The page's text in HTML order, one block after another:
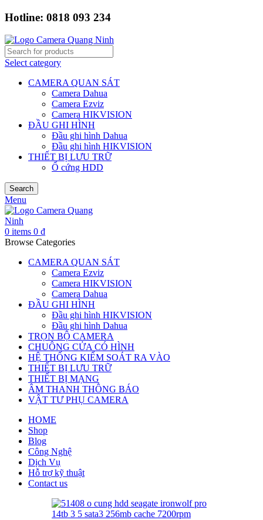
Hotline: 0818 093 234
Select category
CAMERA QUAN SÁT
Camera Dahua
Camera Ezviz
Camera HIKVISION
ĐẦU GHI HÌNH
Đầu ghi hình Dahua
Đầu ghi hình HIKVISION
THIẾT BỊ LƯU TRỮ
Ổ cứng HDD
Search
Menu
0 items 0 ₫
Browse Categories
CAMERA QUAN SÁT
Camera Ezviz
Camera HIKVISION
Camera Dahua
ĐẦU GHI HÌNH
Đầu ghi hình HIKVISION
Đầu ghi hình Dahua
TRỌN BỘ CAMERA
CHUÔNG CỬA CÓ HÌNH
HỆ THỐNG KIỂM SOÁT RA VÀO
THIẾT BỊ LƯU TRỮ
THIẾT BỊ MẠNG
ÂM THANH THÔNG BÁO
VẬT TƯ PHỤ CAMERA
HOME
Shop
Blog
Công Nghệ
Dịch Vụ
Hỗ trợ kỹ thuật
Contact us